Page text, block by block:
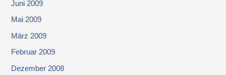
Juni 2009
Mai 2009
März 2009
Februar 2009
Dezember 2008